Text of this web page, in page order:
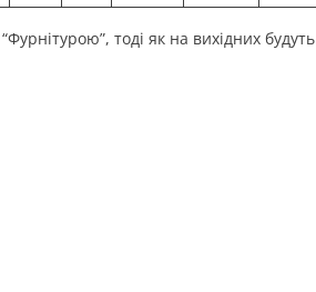
тоді як на вихідних будуть